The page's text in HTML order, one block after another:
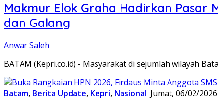
Makmur Elok Graha Hadirkan Pasar
dan Galang
Anwar Saleh
BATAM (Kepri.co.id) - Masyarakat di sejumlah wilayah
Batam, Berita Update, Kepri, Nasional Jumat, 06/02/